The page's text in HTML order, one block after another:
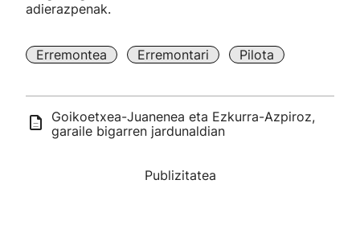
adierazpenak.
Erremontea Erremontari Pilota
Goikoetxea-Juanenea eta Ezkurra-Azpiroz,
garaile bigarren jardunaldian
Publizitatea